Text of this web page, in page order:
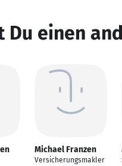
Du einen
Michael Franzen
Versicherungsmakler